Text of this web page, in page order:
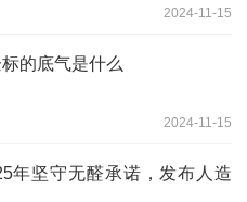
2024-11-15
的底气是什么
2024-11-15
年坚守无醛承诺，发布人造